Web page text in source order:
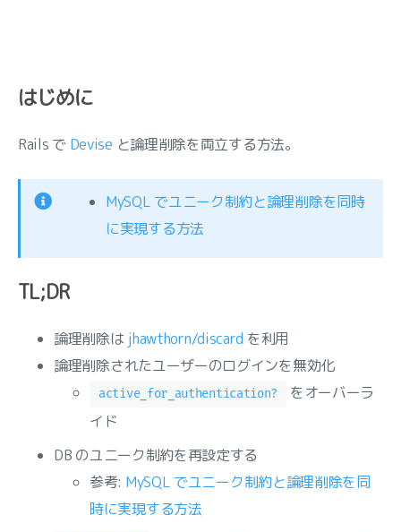
はじめに
Rails で Devise と論理削除を両立する方法。
MySQL でユニーク制約と論理削除を同時
に実現する方法
TL;DR
論理削除は jhawthorn/discard を利用
論理削除されたユーザーのログインを無効化
active_for_authentication?
をオーバーラ
イド
DB のユニーク制約を再設定する
参考: MySQL でユニーク制約と論理削除を同
時に実現する方法